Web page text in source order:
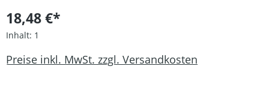
18,48 €*
Inhalt: 1
Preise inkl. MwSt. zzgl. Versandkosten